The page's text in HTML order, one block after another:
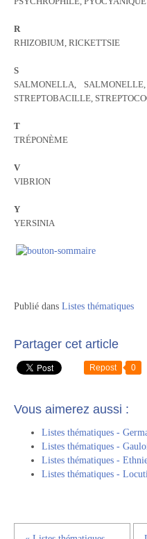
R
RHIZOBIUM, RICKETTSIE
S
SALMONELLA,
STREPTOBACILLE,
T
TRÉPONÈME
V
VIBRION
Y
YERSINIA
Publié dans Listes thématiques
Partager cet article
Repost 0
Vous aimerez aussi :
Listes thématiques -
Listes thématiques -
Listes thématiques -
Listes thématiques -